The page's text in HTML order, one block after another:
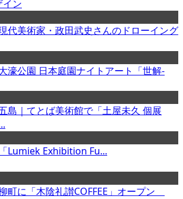
イン
代美術家・政田武史さんのドローイング
濠公園 日本庭園ナイトアート「世解-
島｜てとば美術館で「土屋未久 個展
Lumiek Exhibition Fu...
町に「木陰礼讃COFFEE」オープン